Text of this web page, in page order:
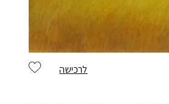
לרכישה